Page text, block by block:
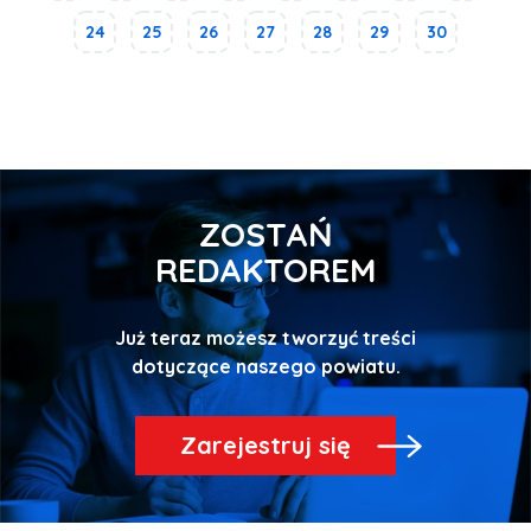
24 25 26 27 28 29 30
ZOSTAŃ
REDAKTOREM
Już teraz możesz tworzyć treści
dotyczące naszego powiatu.
Zarejestruj się